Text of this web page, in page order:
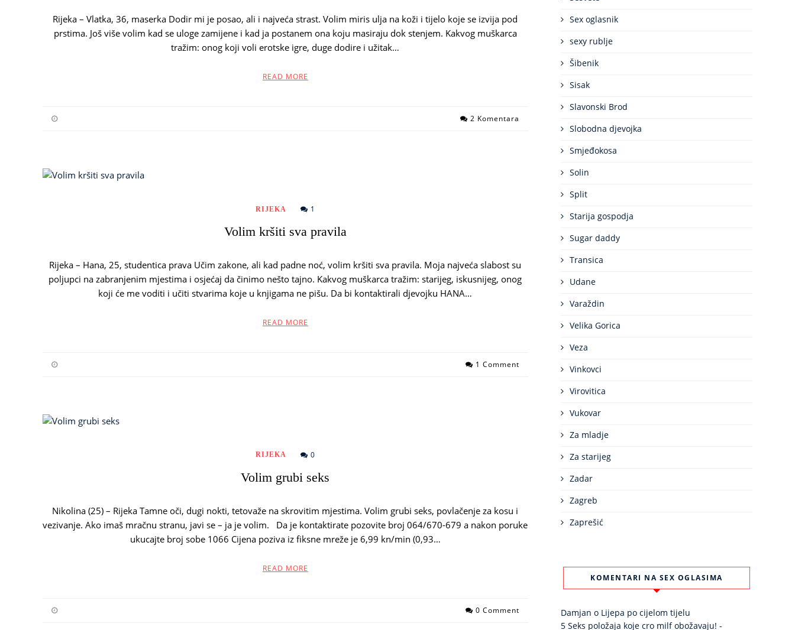
Rijeka – Vlatka, 36, maserka Dodir mi je posao, ali i najveća strast. Volim miris ulja na koži i tijelo koje se izvija pod
prstima. Još više volim kad se uloge zamijene i kad ja postanem ona koju masiraju dok stenjem. Kakvog muškarca
tražim: onog koji voli erotske igre, duge dodire i užitak…
READ MORE
2 Komentara
RIJEKA 1
Volim kršiti sva pravila
Rijeka – Hana, 25, studentica prava Učim zakone, ali kad padne noć, volim kršiti sva pravila. Moja najveća slabost su
poljupci na zabranjenim mjestima i osjećaj da činimo nešto tajno. Kakvog muškarca tražim: starijeg, iskusnijeg, onog
koji će me voditi i učiti stvarima koje u knjigama ne pišu. Da bi kontaktirali djevojku HANA…
READ MORE
1 Comment
RIJEKA 0
Volim grubi seks
Nikolina (25) – Rijeka Tamne oči, dugi nokti, tetovaže na skrovitim mjestima. Volim grubi seks, povlačenje za kosu i
vezivanje. Ako imaš mračnu stranu, javi se – ja je volim. Da je kontaktirate pozovite broj 064/670-679 a nakon poruke
ukucajte broj sobe 1066 Cijena poziva iz fiksne mreže je 6,99 kn/min (0,93…
READ MORE
0 Comment
Sex oglasnik
sexy rublje
Šibenik
Sisak
Slavonski Brod
Slobodna djevojka
Smjeđokosa
Solin
Split
Starija gospodja
Sugar daddy
Transica
Udane
Varaždin
Velika Gorica
Veza
Vinkovci
Virovitica
Vukovar
Za mladje
Za starijeg
Zadar
Zagreb
Zaprešić
KOMENTARI NA SEX OGLASIMA
Damjan o Lijepa po cijelom tijelu
5 Seks položaja koje cro milf obožavaju! -